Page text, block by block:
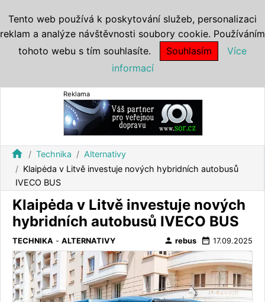
Reklama
home Technika
Alternativy
Klaipėda v Litvě investuje nových hybridních autobusů
IVECO BUS
Klaipėda v Litvě investuje nových
hybridních autobusů IVECO BUS
TECHNIKA - ALTERNATIVY person rebus date_range 17.09.2025
Tento web používá k poskytování služeb, personalizaci
reklam a analýze návštěvnosti soubory cookie. Používáním
tohoto webu s tím souhlasíte.
Souhlasím
Více
informací